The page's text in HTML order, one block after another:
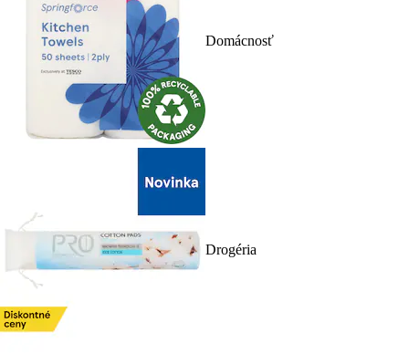
Domácnosť
Drogéria